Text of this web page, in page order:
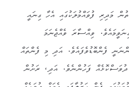
މަދިރި ފުވައްމުލަކުގައި އެހާ ގިނައީ
ވިއްސާރަ ވެއްޖެނަމަ
ފެންބޮޑުވެފައެވެ. އަދި މި ފެންތައް
ފަހުންނެވެ. އަދި، ރަށުން